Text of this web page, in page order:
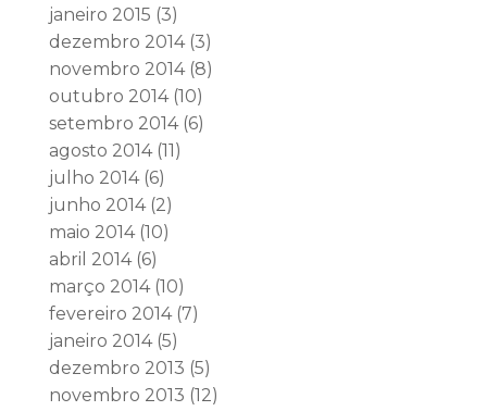
janeiro 2015 (3)
dezembro 2014(3)
novembro 2014(8)
outubro 2014(10)
setembro 2014(6)
agosto 2014(11)
julho 2014(6)
junho 2014(2)
maio 2014(10)
abril 2014(6)
março 2014(10)
fevereiro 2014(7)
janeiro 2014(5)
dezembro 2013 (5)
novembro 2013 (12)